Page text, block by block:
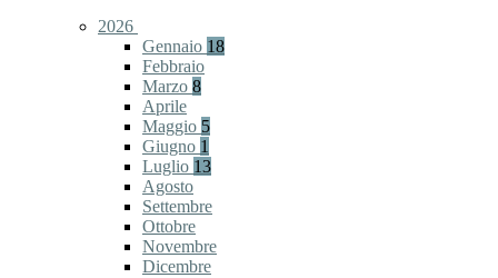
2026
Gennaio 18
Febbraio
Marzo 8
Aprile
Maggio 5
Giugno 1
Luglio 13
Agosto
Settembre
Ottobre
Novembre
Dicembre